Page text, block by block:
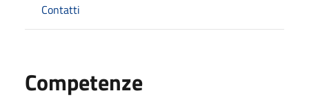
Contatti
Competenze